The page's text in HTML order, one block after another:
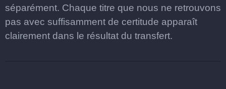
séparément. Chaque titre que nous ne retrouvons
pas avec suffisamment de certitude apparaît
clairement dans le résultat du transfert.